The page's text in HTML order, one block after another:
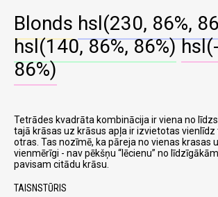
Blonds hsl(230, 86%,
hsl(140, 86%, 86%)
86%)
Tetrādes kvadrāta kombinācija ir viena no
tajā krāsas uz krāsus apļa ir izvietotas vienlīdz
otras. Tas nozīmē, ka pāreja no vienas krasas
vienmērīgi - nav pēkšņu
lēcienu no
pavisam citādu krāsu.
TAISNSTŪRIS